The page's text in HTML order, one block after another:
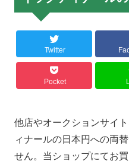
Twitter
Pocket
他店やオークションサイ
ィナールの日本円への両
せん。当ショップにてお